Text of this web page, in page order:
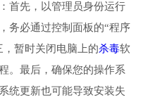
首先，以管理员身份运行
务必通过控制面板的“程序
暂时关闭电脑上的杀毒软
。最后，确保您的操作系
统更新也可能导致安装失